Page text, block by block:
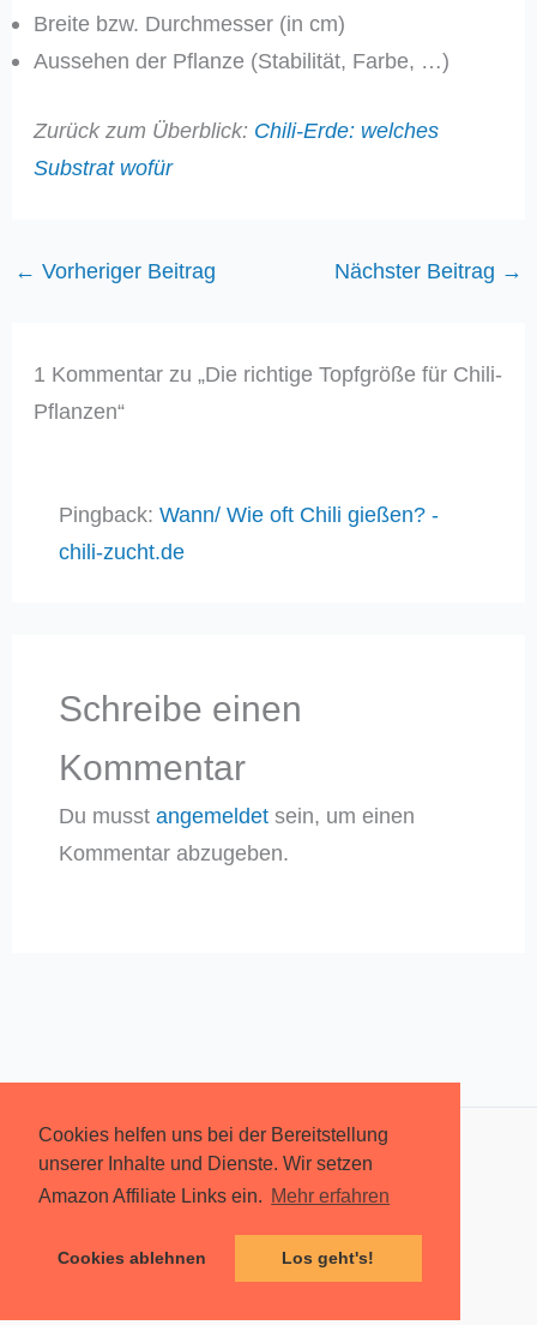
Cookies helfen uns bei der Bereitstellung
unserer Inhalte und Dienste. Wir setzen
Amazon Affiliate Links ein. Mehr erfahren
Cookies ablehnen Los geht's!
Breite bzw. Durchmesser (in cm)
Aussehen der Pflanze (Stabilität, Farbe, …)
Zurück zum Überblick: Chili-Erde: welches
Substrat wofür
← Vorheriger Beitrag Nächster Beitrag →
1 Kommentar zu „Die richtige Topfgröße für Chili-
Pflanzen“
Pingback: Wann/ Wie oft Chili gießen? -
chili-zucht.de
Schreibe einen
Kommentar
Du musst angemeldetsein, um einen
Kommentar abzugeben.
Impressum